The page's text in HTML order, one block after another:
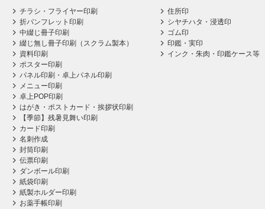
チラシ・フライヤー印刷
折パンフレット印刷
中綴じ冊子印刷
綴じ無し冊子印刷（スクラム製本）
資料印刷
ポスター印刷
パネル印刷・卓上パネル印刷
メニュー印刷
卓上POP印刷
はがき・ポストカード・挨拶状印刷
【季節】残暑見舞い印刷
カード印刷
名刺作成
封筒印刷
伝票印刷
ダンボール印刷
紙袋印刷
紙製ホルダー印刷
お薬手帳印刷
住所印
シヤチハタ・浸透印
ゴム印
印鑑・実印
インク・朱肉・印鑑ケース等